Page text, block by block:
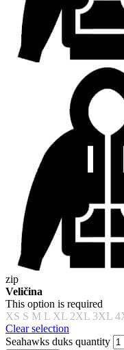
zip
Veličina
This option is required
XS S M L XL 2XL 3XL
Clear selection
Seahawks duks quantity